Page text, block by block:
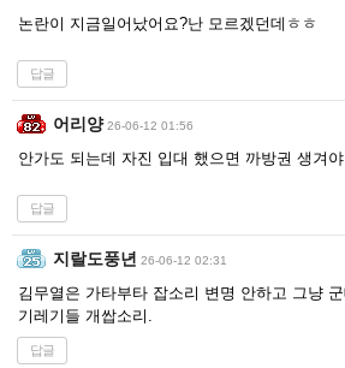
논란이 지금일어났어요?난 모르겠던데ㅎㅎ
답글
어리양 26-06-12 01:56
안가도 되는데 자진 입대 했으면 까방권 생겨
답글
지랄도풍년 26-06-12 02:31
김무열은 가타부타 잡소리 변명 안하고 그냥
기레기들 개쌉소리.
답글